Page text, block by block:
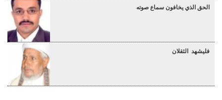
الحق الذي يخافون سماع صوته
فليشهد الثقلان